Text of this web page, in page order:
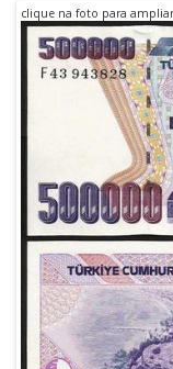
clique na foto para ampliar